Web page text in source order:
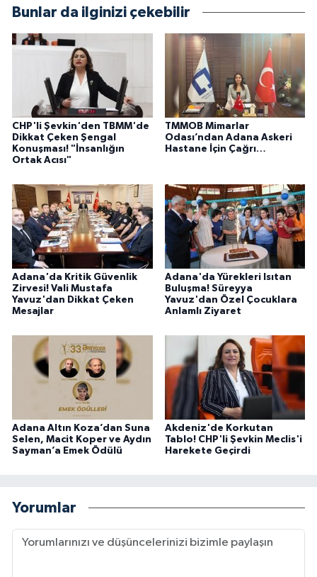
Bunlar da ilginizi çekebilir
CHP'li Şevkin'den TBMM'de
Dikkat Çeken Şengal
Konuşması! "İnsanlığın
Ortak Acısı"
TMMOB Mimarlar
Odası’ndan Adana Askeri
Hastane İçin Çağrı…
Adana'da Kritik Güvenlik
Zirvesi! Vali Mustafa
Yavuz'dan Dikkat Çeken
Mesajlar
Adana'da Yürekleri Isıtan
Buluşma! Süreyya
Yavuz'dan Özel Çocuklara
Anlamlı Ziyaret
Adana Altın Koza’dan Suna
Selen, Macit Koper ve Aydın
Sayman’a Emek Ödülü
Akdeniz'de Korkutan
Tablo! CHP'li Şevkin Meclis'i
Harekete Geçirdi
Yorumlar